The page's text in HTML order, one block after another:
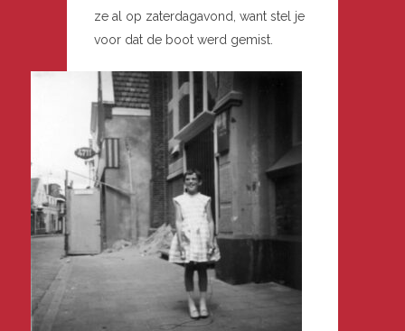
ze al op zaterdagavond, want stel je
voor dat de boot werd gemist.